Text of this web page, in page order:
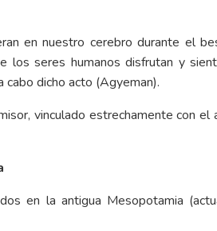
en nuestro cerebro durante el
los seres humanos disfrutan y
cabo dicho acto (Agyeman).
vinculado estrechamente con
en la antigua Mesopotamia